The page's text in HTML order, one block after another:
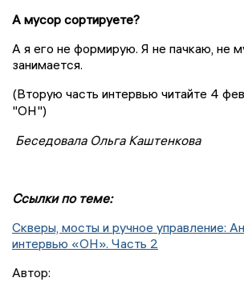
А мусор сортируете?
А я его не формирую. Я не пачкаю, не
занимается.
(Вторую часть интервью читайте 4
"ОН")
БеседовалаОльга Каштенкова
Ссылки по теме:
Скверы, мосты и ручное управление:
интервью «ОН». Часть 2
Автор: